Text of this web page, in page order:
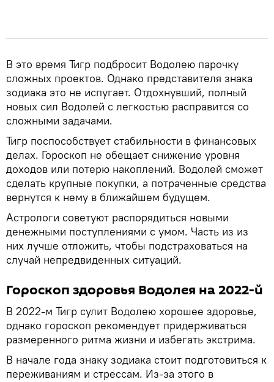
В это время Тигр подбросит Водолею парочку
сложных проектов. Однако представителя знака
зодиака это не испугает. Отдохнувший, полный
новых сил Водолей с легкостью расправится со
сложными задачами.
Тигр поспособствует стабильности в финансовых
делах. Гороскоп не обещает снижение уровня
доходов или потерю накоплений. Водолей сможет
сделать крупные покупки, а потраченные средства
вернутся к нему в ближайшем будущем.
Астрологи советуют распорядиться новыми
денежными поступлениями с умом. Часть из из
них лучше отложить, чтобы подстраховаться на
случай непредвиденных ситуаций.
Гороскоп здоровья Водолея на 2022-й
В 2022-м Тигр сулит Водолею хорошее здоровье,
однако гороскоп рекомендует придерживаться
размеренного ритма жизни и избегать экстрима.
В начале года знаку зодиака стоит подготовиться к
переживаниям и стрессам. Из-за этого в